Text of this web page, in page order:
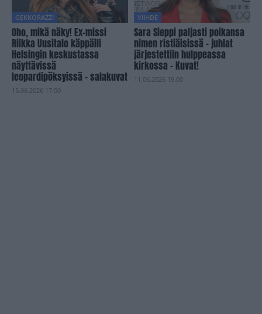
GEKKORAZZI
Oho, mikä näky! Ex-missi
Riikka Uusitalo käppäili
Helsingin keskustassa
näyttävissä
leopardipöksyissä – salakuvat
15.06.2026 17.00
VIIHDE
Sara Sieppi paljasti poikansa
nimen ristiäisissä – juhlat
järjestettiin hulppeassa
kirkossa – Kuvat!
11.06.2026 19.00